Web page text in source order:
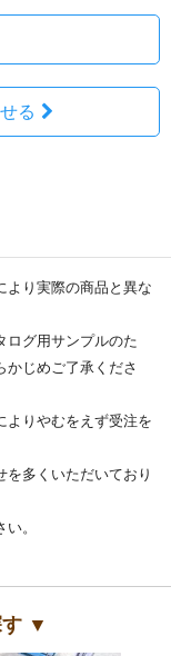
る
り実際の商品と異な
ログ用サンプルのた
かじめご了承くださ
りやむをえず受注を
多くいただいており
。
▼